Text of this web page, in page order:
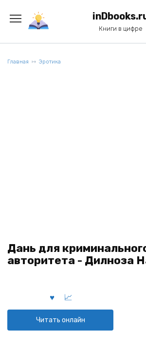
содержанию
Книги в цифре
Главная Эротика
Дань для
авторитета - Дилноза
Читать онлайн